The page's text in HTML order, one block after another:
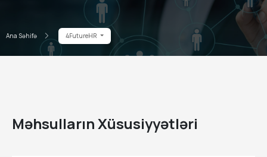
Ana Səhifə 4FutureHR
Məhsulların Xüsusiyyətləri